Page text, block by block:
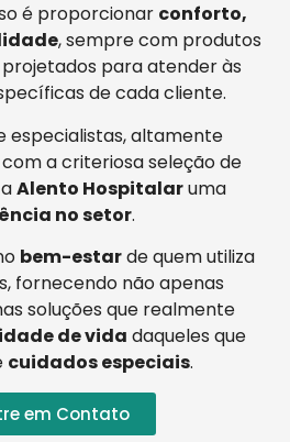
é proporcionar conforto,
, sempre com produtos
para atender às
de cada cliente.
especialistas, altamente
a criteriosa seleção de
Alento Hospitalaruma
no setor.
bem-estarde quem utiliza
fornecendo não apenas
soluções que realmente
de vida daqueles que
cuidados especiais.
em Contato